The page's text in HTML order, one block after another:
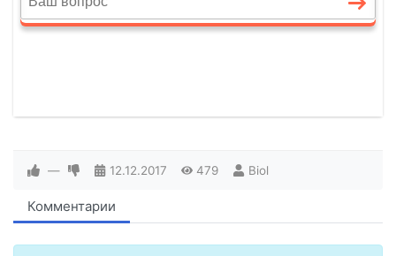
— 12.12.2017 479 Biol
Комментарии